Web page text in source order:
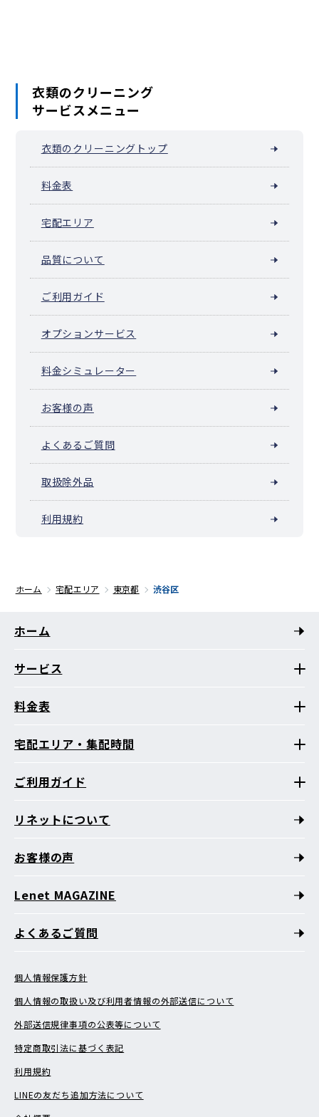
衣類のクリーニング
サービスメニュー
衣類のクリーニングトップ
料金表
宅配エリア
品質について
ご利用ガイド
オプションサービス
料金シミュレーター
お客様の声
よくあるご質問
取扱除外品
利用規約
ホーム 宅配エリア 東京都 渋谷区
ホーム
サービス
料金表
宅配エリア・集配時間
ご利用ガイド
リネットについて
お客様の声
Lenet MAGAZINE
よくあるご質問
個人情報保護方針
個人情報の取扱い及び利用者情報の外部送信について
外部送信規律事項の公表等について
特定商取引法に基づく表記
利用規約
LINEの友だち追加方法について